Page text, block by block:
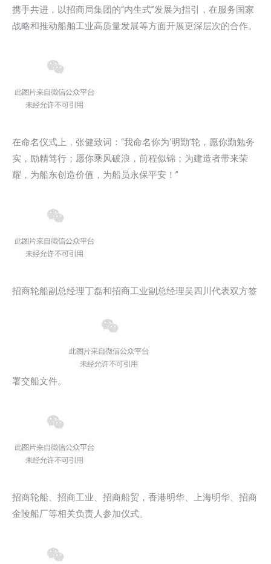
携手共进，以招商局集团的“内生式”发展为指引，在服务国家
战略和推动船舶工业高质量发展等方面开展更深层次的合作。
在命名仪式上，张健致词：“我命名你为‘明勤’轮，愿你勤勉务
实，励精笃行；愿你乘风破浪，前程似锦；为建造者带来荣
耀，为船东创造价值，为船员永保平安！”
招商轮船副总经理丁磊和招商工业副总经理吴四川代表双方签
署交船文件。
招商轮船、招商工业、招商船贸，香港明华、上海明华、招商
金陵船厂等相关负责人参加仪式。